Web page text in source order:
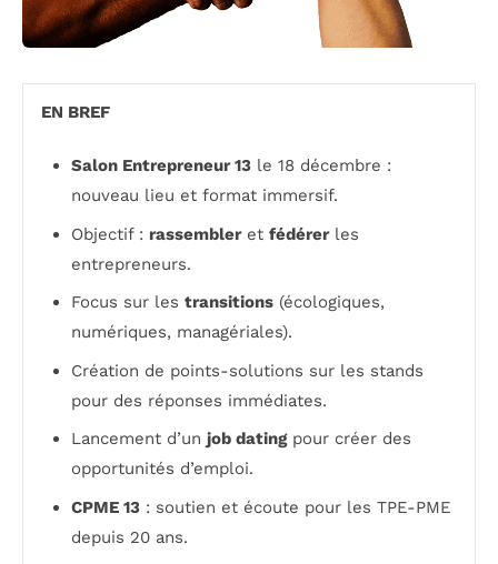
EN BREF
Salon Entrepreneur 13 le 18 décembre :
nouveau lieu et format immersif.
Objectif : rassembleret fédérerles
entrepreneurs.
Focus sur les transitions (écologiques,
numériques, managériales).
Création de points-solutions sur les stands
pour des réponses immédiates.
Lancement d’un job datingpour créer des
opportunités d’emploi.
CPME 13 : soutien et écoute pour les TPE-PME
depuis 20 ans.